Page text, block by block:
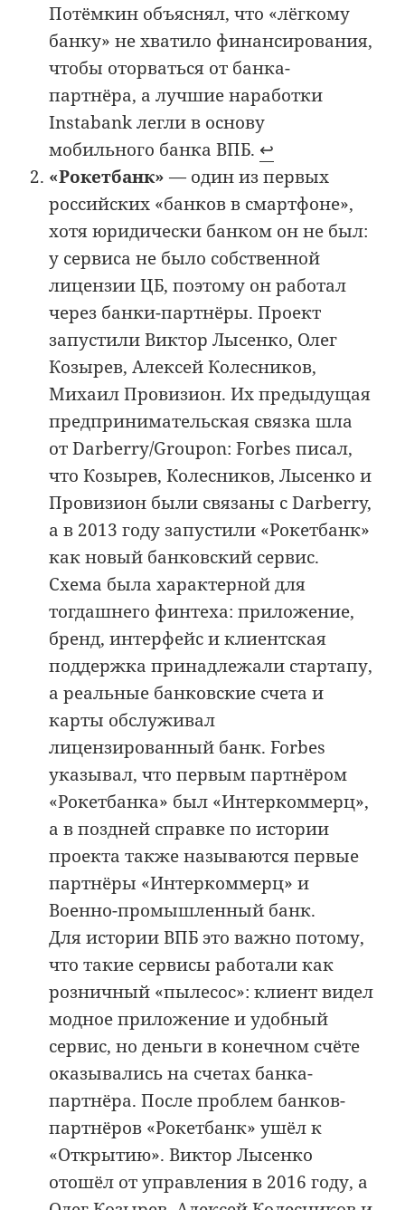
Потёмкин объяснял, что «лёгкому
банку» не хватило финансирования,
чтобы оторваться от банка-
партнёра, а лучшие наработки
Instabank легли в основу
мобильного банка ВПБ. ↩︎
«Рокетбанк» — один из первых
российских «банков в смартфоне»,
хотя юридически банком он не был:
у сервиса не было собственной
лицензии ЦБ, поэтому он работал
через банки-партнёры. Проект
запустили Виктор Лысенко, Олег
Козырев, Алексей Колесников,
Михаил Провизион. Их предыдущая
предпринимательская связка шла
от Darberry/Groupon: Forbes писал,
что Козырев, Колесников, Лысенко и
Провизион были связаны с Darberry,
а в 2013 году запустили «Рокетбанк»
как новый банковский сервис.
Схема была характерной для
тогдашнего финтеха: приложение,
бренд, интерфейс и клиентская
поддержка принадлежали стартапу,
а реальные банковские счета и
карты обслуживал
лицензированный банк. Forbes
указывал, что первым партнёром
«Рокетбанка» был «Интеркоммерц»,
а в поздней справке по истории
проекта также называются первые
партнёры «Интеркоммерц» и
Военно-промышленный банк.
Для истории ВПБ это важно потому,
что такие сервисы работали как
розничный «пылесос»: клиент видел
модное приложение и удобный
сервис, но деньги в конечном счёте
оказывались на счетах банка-
партнёра. После проблем банков-
партнёров «Рокетбанк» ушёл к
«Открытию». Виктор Лысенко
отошёл от управления в 2016 году, а